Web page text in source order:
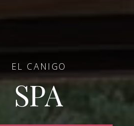
EL CANIGO
SPA